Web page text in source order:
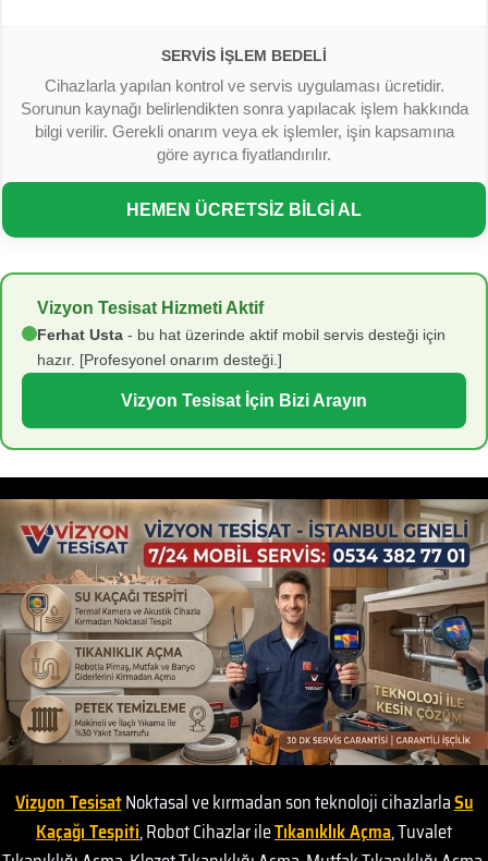
SERVIS İŞLEM BEDELI
Cihazlarla yapılan kontrol ve servis uygulaması ücretidir.
Sorunun kaynağı belirlendikten sonra yapılacak işlem hakkında
bilgi verilir. Gerekli onarım veya ek işlemler, işin kapsamına
göre ayrıca fiyatlandırılır.
HEMEN ÜCRETSİZ BİLGİ AL
Vizyon Tesisat Hizmeti Aktif
Ferhat Usta - bu hat üzerinde aktif mobil servis desteği için
hazır. [Profesyonel onarım desteği.]
Vizyon Tesisat İçin Bizi Arayın
Vizyon TesisatNoktasal ve kırmadan son teknoloji cihazlarlaSu
Kaçağı Tespiti, Robot Cihazlar ileTıkanıklık Açma, Tuvalet